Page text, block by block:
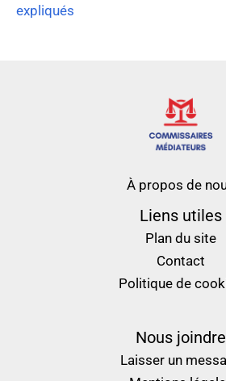
expliqués
À propos de
Liens utiles
Plan du site
Contact
Politique de
Nous joindre
Laisser un